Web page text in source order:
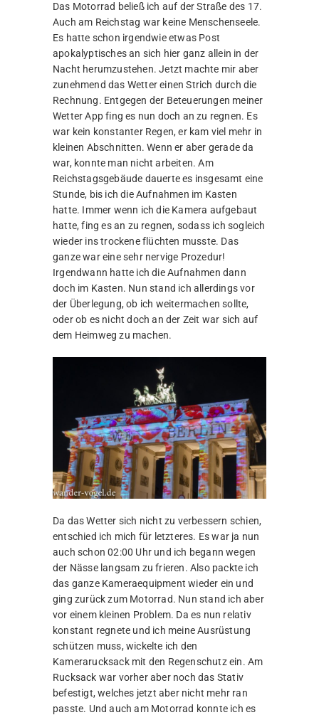
Das Motorrad beließ ich auf der Straße des 17.
Auch am Reichstag war keine Menschenseele.
Es hatte schon irgendwie etwas Post
apokalyptisches an sich hier ganz allein in der
Nacht herumzustehen. Jetzt machte mir aber
zunehmend das Wetter einen Strich durch die
Rechnung. Entgegen der Beteuerungen meiner
Wetter App fing es nun doch an zu regnen. Es
war kein konstanter Regen, er kam viel mehr in
kleinen Abschnitten. Wenn er aber gerade da
war, konnte man nicht arbeiten. Am
Reichstagsgebäude dauerte es insgesamt eine
Stunde, bis ich die Aufnahmen im Kasten
hatte. Immer wenn ich die Kamera aufgebaut
hatte, fing es an zu regnen, sodass ich sogleich
wieder ins trockene flüchten musste. Das
ganze war eine sehr nervige Prozedur!
Irgendwann hatte ich die Aufnahmen dann
doch im Kasten. Nun stand ich allerdings vor
der Überlegung, ob ich weitermachen sollte,
oder ob es nicht doch an der Zeit war sich auf
dem Heimweg zu machen.
Da das Wetter sich nicht zu verbessern schien,
entschied ich mich für letzteres. Es war ja nun
auch schon 02:00 Uhr und ich begann wegen
der Nässe langsam zu frieren. Also packte ich
das ganze Kameraequipment wieder ein und
ging zurück zum Motorrad. Nun stand ich aber
vor einem kleinen Problem. Da es nun relativ
konstant regnete und ich meine Ausrüstung
schützen muss, wickelte ich den
Kamerarucksack mit den Regenschutz ein. Am
Rucksack war vorher aber noch das Stativ
befestigt, welches jetzt aber nicht mehr ran
passte. Und auch am Motorrad konnte ich es